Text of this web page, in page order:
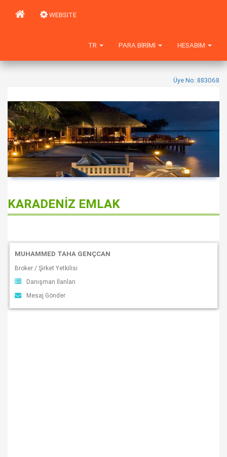
WEBSITE
HESABIM
PARA BIRIMI
TR
Üye No: 883068
KARADENİZ EMLAK
MUHAMMED TAHA GENÇCAN
Broker / Şirket Yetkilisi
Danışman İlanları
Mesaj Gönder